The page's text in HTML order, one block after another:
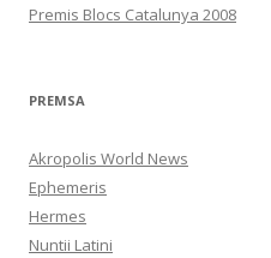
Premis Blocs Catalunya 2008
PREMSA
Akropolis World News
Ephemeris
Hermes
Nuntii Latini